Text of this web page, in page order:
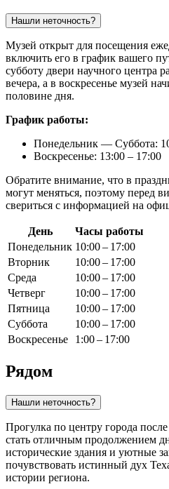
Нашли неточность?
Музей открыт для посещения
включить его в график вашего
субботу двери научного центра
вечера, а в воскресенье музей
половине дня.
График работы:
Понедельник — Суббота:
Воскресенье: 13:00 – 17:00
Обратите внимание, что в
могут меняться, поэтому перед
свериться с информацией на
День
Часы работы
Понедельник 10:00 – 17:00
Вторник
10:00 – 17:00
Среда
10:00 – 17:00
Четверг
10:00 – 17:00
Пятница
10:00 – 17:00
Суббота
10:00 – 17:00
Воскресенье
1:00 – 17:00
Рядом
Нашли неточность?
Прогулка по центру города
стать отличным продолжением
исторические здания и уютные
почувствовать истинный дух
истории региона.